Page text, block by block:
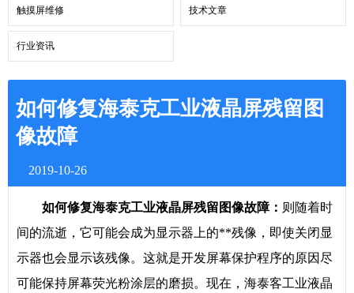
触摸屏维修 技术文章
行业资讯
如何修复海泰克工业液晶屏残留图
像故障
2019-10-26
如何修复海泰克工业液晶屏残留图像故障： 则随着时
间的流逝，它可能会成为显示器上的**残像，即使关闭显
示器也会显示该残像。这就是开发屏幕保护程序的原因尽
可能保持屏幕荧光粉涂层的磨损。现在，海泰客工业液晶